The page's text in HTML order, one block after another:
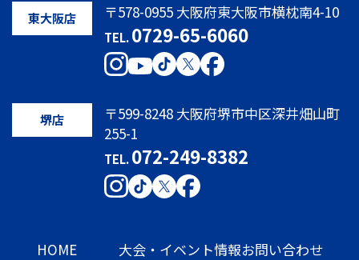
東大阪店 〒578-0955 大阪府東大阪市横枕南4-10
TEL.0729-65-6060
堺店
〒599-8248 大阪府堺市中区深井畑山町
255-1
TEL.072-249-8382
HOME
大会・イベント情報お問い合わせ